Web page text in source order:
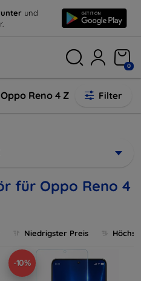
und
0
Reno 4 Z Filter
für Oppo Reno 4
Niedrigster Preis
-10%